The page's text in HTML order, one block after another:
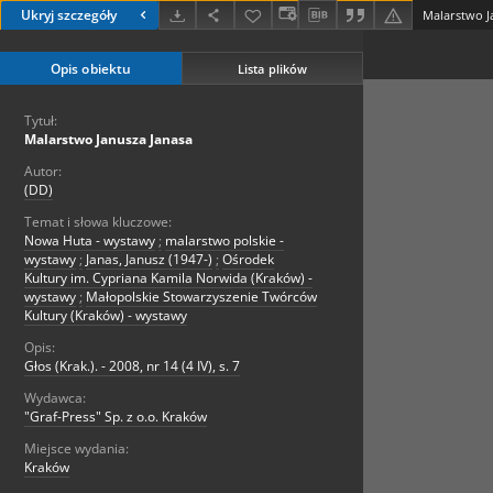
Ukryj szczegóły Malarstwo
Opis obiektu Lista plików
Tytuł:
Malarstwo Janusza Janasa
Autor:
(DD)
Temat i słowa kluczowe:
Nowa Huta - wystawy ; malarstwo polskie -
wystawy ; Janas, Janusz (1947-) ; Ośrodek
Kultury im. Cypriana Kamila Norwida (Kraków) -
wystawy ; Małopolskie Stowarzyszenie Twórców
Kultury (Kraków) - wystawy
Opis:
Głos (Krak.). - 2008, nr 14 (4 IV), s. 7
Wydawca:
"Graf-Press" Sp. z o.o. Kraków
Miejsce wydania:
Kraków